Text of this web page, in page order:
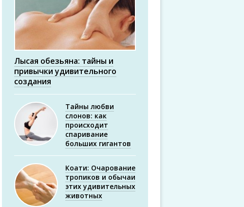
Лысая обезьяна: тайны и
привычки удивительного
создания
Тайны любви
слонов: как
происходит
спаривание
больших гигантов
Коати: Очарование
тропиков и обычаи
этих удивительных
животных